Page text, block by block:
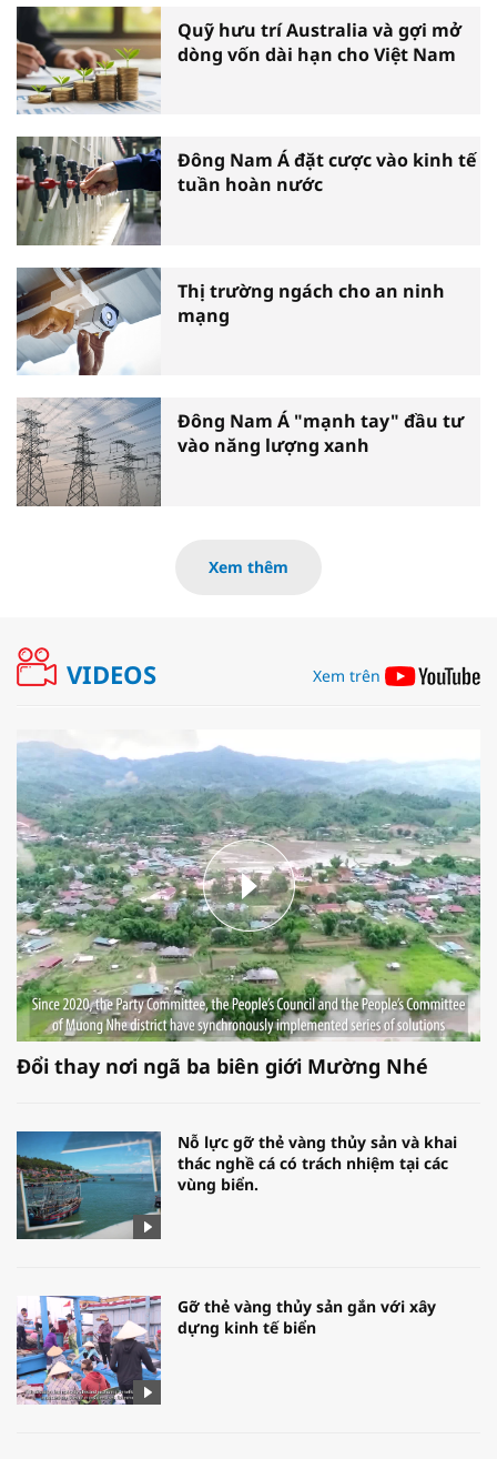
Quỹ hưu trí Australia và gợi mở
dòng vốn dài hạn cho Việt Nam
Đông Nam Á đặt cược vào kinh tế
tuần hoàn nước
Thị trường ngách cho an ninh
mạng
Đông Nam Á "mạnh tay" đầu tư
vào năng lượng xanh
Xem thêm
VIDEOS Xem trên
Đổi thay nơi ngã ba biên giới Mường Nhé
Nỗ lực gỡ thẻ vàng thủy sản và khai
thác nghề cá có trách nhiệm tại các
vùng biển.
Gỡ thẻ vàng thủy sản gắn với xây
dựng kinh tế biển